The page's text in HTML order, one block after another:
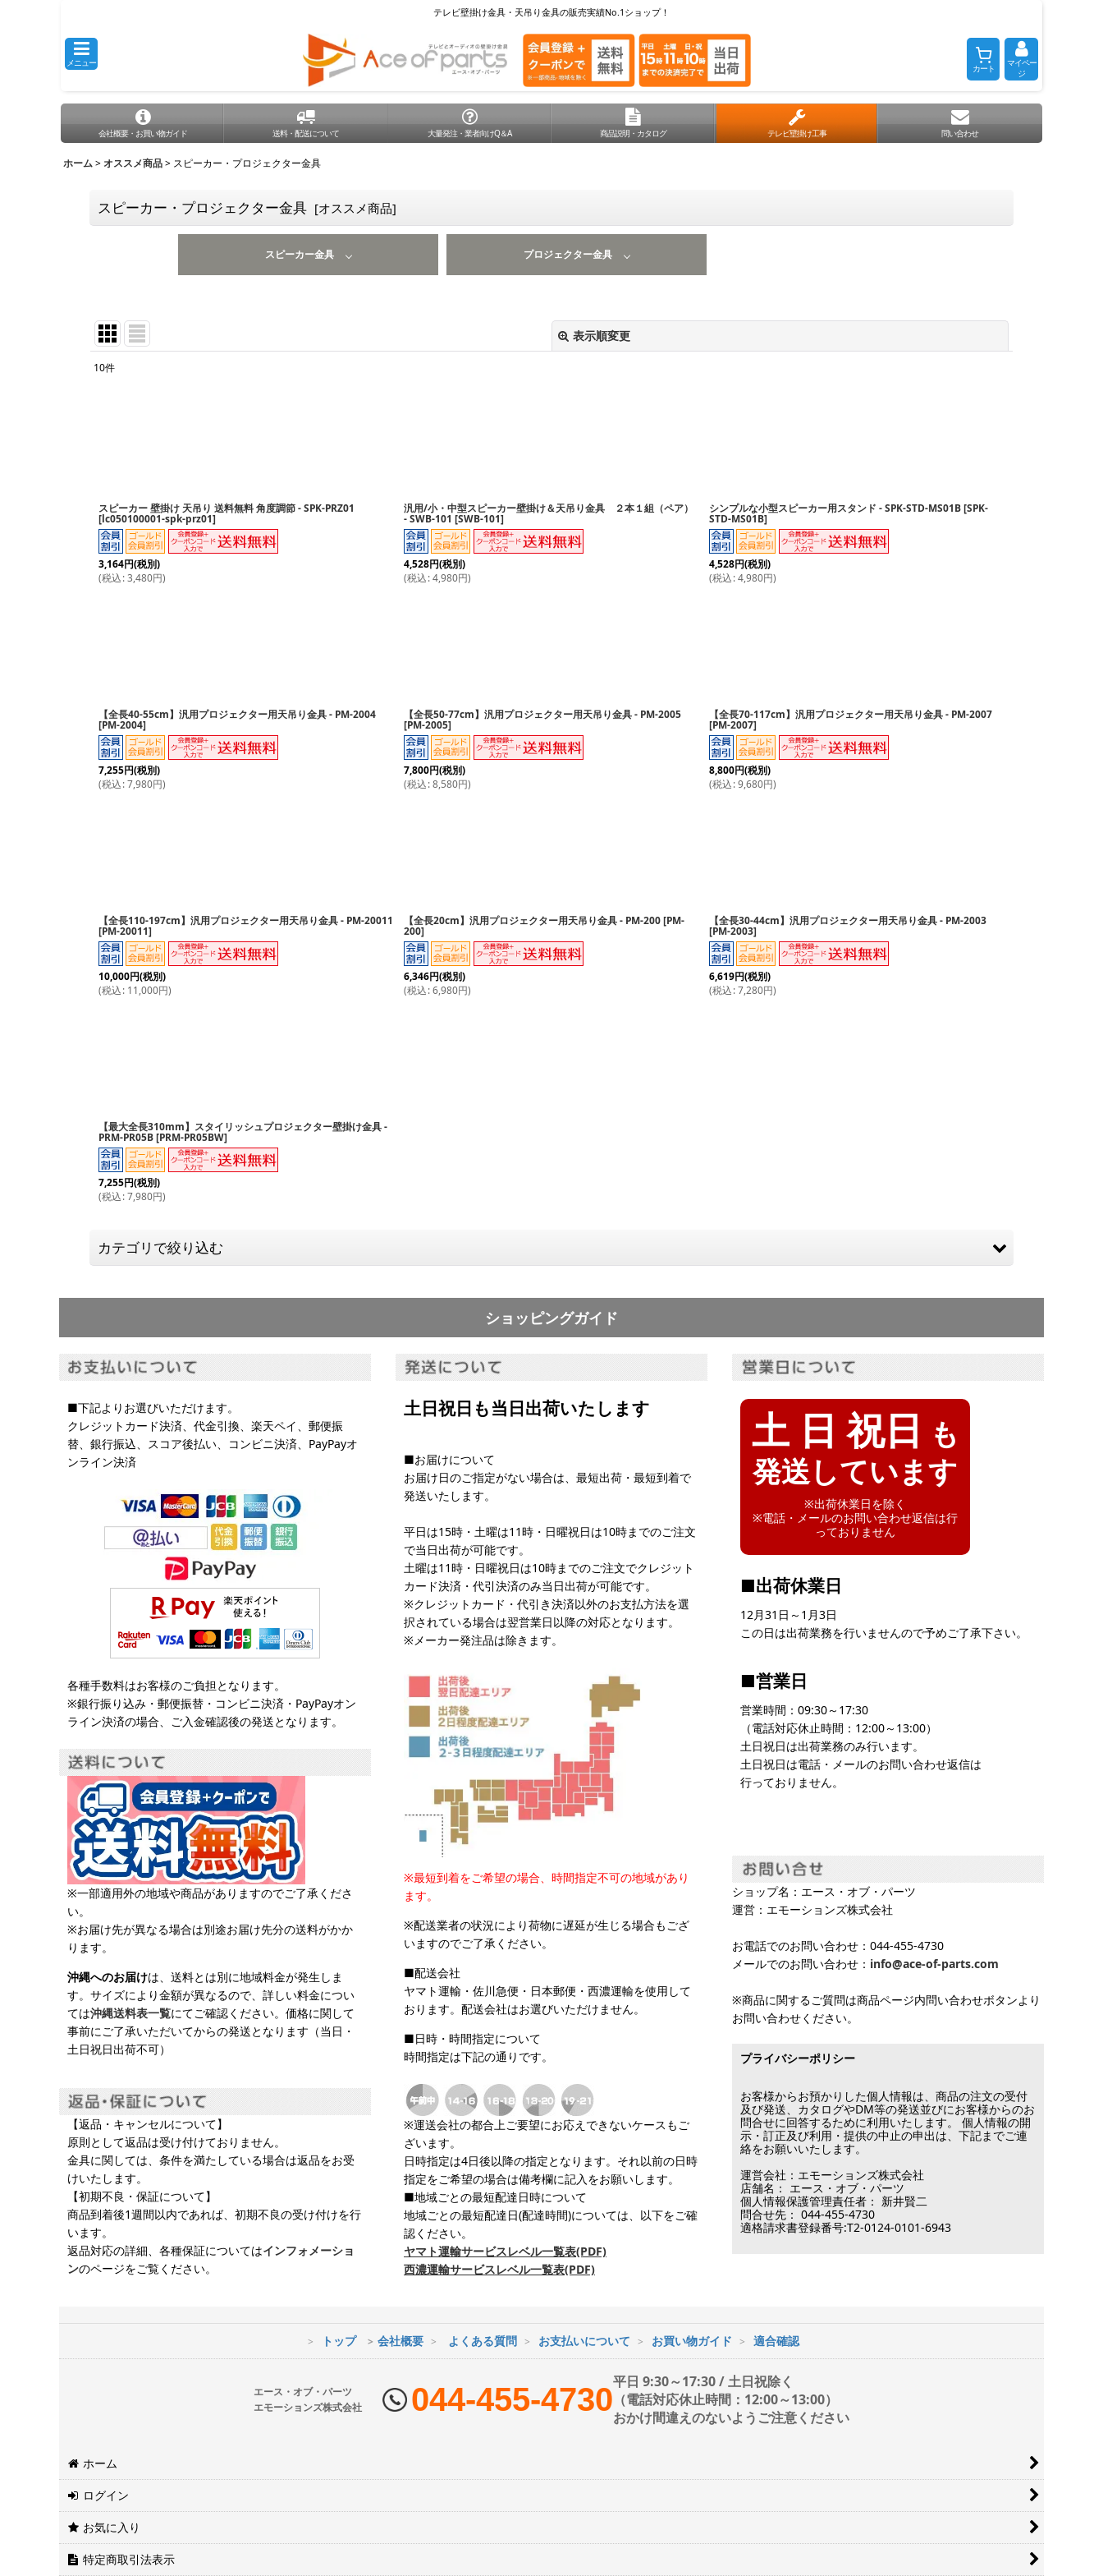
テレビ壁掛け金具・天吊り金具の販売実績No.1ショップ！
メニュー カート
マイペー
ジ
会社概要・お買い物ガイド 送料・配送について 大量発注・業者向けQ＆A 商品説明・カタログ テレビ壁掛け工事 問い合わせ
ホーム > オススメ商品> スピーカー・プロジェクター金具
スピーカー・プロジェクター金具 [オススメ商品]
スピーカー金具 プロジェクター金具
表示順変更
絞り込む
10件
スピーカー 壁掛け 天吊り 送料無料 角度調節 - SPK-PRZ01
[lc050100001-spk-prz01]
3,164円(税別)
(税込:3,480円)
汎用/小・中型スピーカー壁掛け＆天吊り金具 ２本１組（ペア）
- SWB-101 [SWB-101]
4,528円(税別)
(税込:4,980円)
シンプルな小型スピーカー用スタンド - SPK-STD-MS01B[SPK-
STD-MS01B]
4,528円(税別)
(税込:4,980円)
【全長40-55cm】汎用プロジェクター用天吊り金具 - PM-2004
[PM-2004]
7,255円(税別)
(税込:7,980円)
【全長50-77cm】汎用プロジェクター用天吊り金具 - PM-2005
[PM-2005]
7,800円(税別)
(税込:8,580円)
【全長70-117cm】汎用プロジェクター用天吊り金具 - PM-2007
[PM-2007]
8,800円(税別)
(税込:9,680円)
【全長110-197cm】汎用プロジェクター用天吊り金具 - PM-20011
[PM-20011]
10,000円(税別)
(税込: 11,000円)
【全長20cm】汎用プロジェクター用天吊り金具 - PM-200[PM-
200]
6,346円(税別)
(税込:6,980円)
【全長30-44cm】汎用プロジェクター用天吊り金具 - PM-2003
[PM-2003]
6,619円(税別)
(税込:7,280円)
【最大全長310mm】スタイリッシュプロジェクター壁掛け金具 -
PRM-PR05B[PRM-PR05BW]
7,255円(税別)
(税込:7,980円)
カテゴリで絞り込む
スピーカー金具
ショッピングガイド
■下記よりお選びいただけます。
クレジットカード決済、代金引換、楽天ペイ、郵便振
替、銀行振込、スコア後払い、コンビニ決済、PayPayオ
ンライン決済
各種手数料はお客様のご負担となります。
※銀行振り込み・郵便振替・コンビニ決済・PayPayオン
ライン決済の場合、ご入金確認後の発送となります。
※一部適用外の地域や商品がありますのでご了承くださ
い。
※お届け先が異なる場合は別途お届け先分の送料がかか
ります。
沖縄へのお届けは、送料とは別に地域料金が発生しま
す。サイズにより金額が異なるので、詳しい料金につい
ては沖縄送料表一覧にてご確認ください。価格に関して
事前にご了承いただいてからの発送となります（当日・
土日祝日出荷不可）
【返品・キャンセルについて】
原則として返品は受け付けておりません。
金具に関しては、条件を満たしている場合は返品をお受
けいたします。
【初期不良・保証について】
商品到着後1週間以内であれば、初期不良の受け付けを行
います。
返品対応の詳細、各種保証についてはインフォメーショ
ンのページをご覧ください。
土日祝日も当日出荷いたします
■お届けについて
お届け日のご指定がない場合は、最短出荷・最短到着で
発送いたします。
平日は15時・土曜は11時・日曜祝日は10時までのご注文
で当日出荷が可能です。
土曜は11時・日曜祝日は10時までのご注文でクレジット
カード決済・代引決済のみ当日出荷が可能です。
※クレジットカード・代引き決済以外のお支払方法を選
択されている場合は翌営業日以降の対応となります。
※メーカー発注品は除きます。
※最短到着をご希望の場合、時間指定不可の地域があり
ます。
※配送業者の状況により荷物に遅延が生じる場合もござ
いますのでご了承ください。
■配送会社
ヤマト運輸・佐川急便・日本郵便・西濃運輸を使用して
おります。配送会社はお選びいただけません。
■日時・時間指定について
時間指定は下記の通りです。
※運送会社の都合上ご要望にお応えできないケースもご
ざいます。
日時指定は4日後以降の指定となります。それ以前の日時
指定をご希望の場合は備考欄に記入をお願いします。
■地域ごとの最短配達日時について
地域ごとの最短配達日(配達時間)については、以下をご確
認ください。
ヤマト運輸サービスレベル一覧表(PDF)
西濃運輸サービスレベル一覧表(PDF)
土 日 祝日 も
発送しています
※出荷休業日を除く
※電話・メールのお問い合わせ返信は行
っておりません
■出荷休業日
12月31日～1月3日
この日は出荷業務を行いませんので予めご了承下さい。
■営業日
営業時間：09:30～17:30
（電話対応休止時間：12:00～13:00）
土日祝日は出荷業務のみ行います。
土日祝日は電話・メールのお問い合わせ返信は
行っておりません。
ショップ名：エース・オブ・パーツ
運営：エモーションズ株式会社
お電話でのお問い合わせ：044-455-4730
メールでのお問い合わせ： info@ace-of-parts.com
※商品に関するご質問は商品ページ内問い合わせボタンより
お問い合わせください。
プライバシーポリシー
お客様からお預かりした個人情報は、商品の注文の受付
及び発送、カタログやDM等の発送並びにお客様からのお
問合せに回答するために利用いたします。 個人情報の開
示・訂正及び利用・提供の中止の申出は、下記までご連
絡をお願いいたします。
運営会社：エモーションズ株式会社
店舗名： エース・オブ・パーツ
個人情報保護管理責任者： 新井賢二
問合せ先： 044-455-4730
適格請求書登録番号:T2-0124-0101-6943
トップ 会社概要 よくある質問 お支払いについて お買い物ガイド 適合確認
エース・オブ・パーツ
エモーションズ株式会社
044-455-4730平日 9:30～17:30 / 土日祝除く
（電話対応休止時間：12:00～13:00）
おかけ間違えのないようご注意ください
ホーム
ログイン
お気に入り
特定商取引法表示